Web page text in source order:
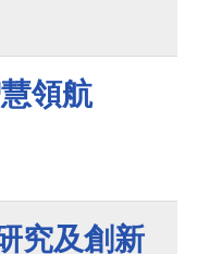
領航
究及創新